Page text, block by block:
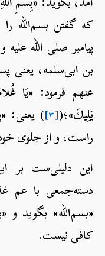
که گفتن بسم‌الله
پیامبر صلی الله
بن ابی‌سلمه، یعنی
عنهم فرمود: «يَا
يَلِيكَ»؛([۳] ) یعنی:
راست، و از جلوی
این دلیلی‌ست بر
دسته‌جمعی با عم
«بسم‌الله» بگوید
کافی نیست.